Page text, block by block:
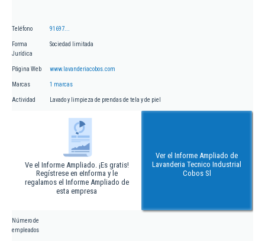
Teléfono 91697...
Forma
Jurídica
Sociedad limitada
Página Web www.lavanderiacobos.com
Marcas 1 marcas
Actividad Lavado y limpieza de prendas de tela y de piel
Ve el Informe Ampliado. ¡Es gratis!
Regístrese en eInforma y le
regalamos el Informe Ampliado de
esta empresa
Ver el Informe Ampliado de
Lavanderia Tecnico Industrial
Cobos Sl
Número de
empleados